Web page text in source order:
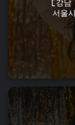
[강
서울